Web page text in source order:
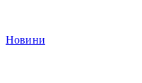
Новини